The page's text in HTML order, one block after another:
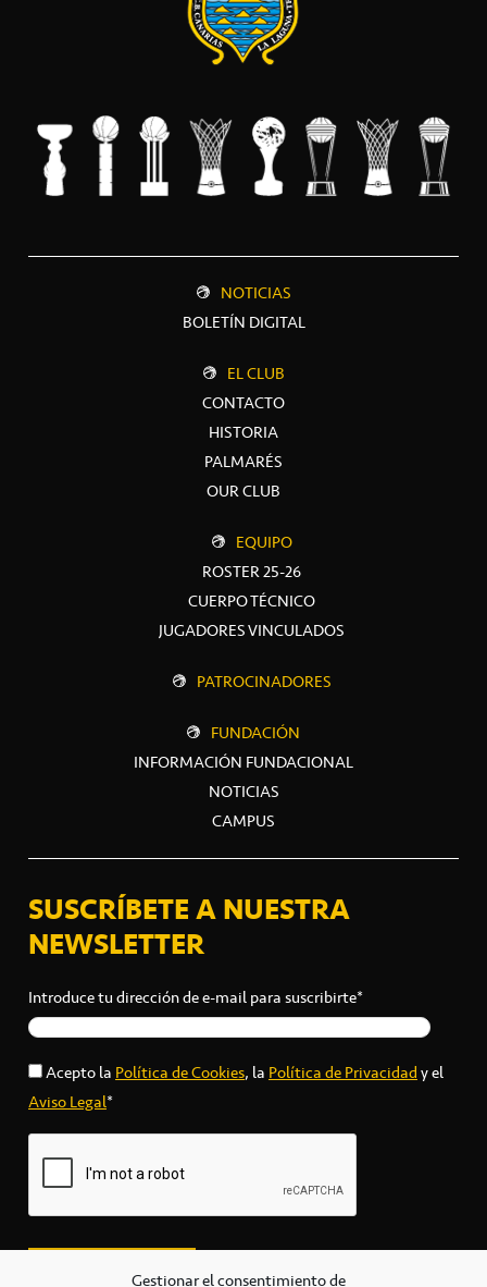
Gestionar el consentimiento de
NOTICIAS
BOLETÍN DIGITAL
EL CLUB
CONTACTO
HISTORIA
PALMARÉS
OUR CLUB
EQUIPO
ROSTER 25-26
CUERPO TÉCNICO
JUGADORES VINCULADOS
PATROCINADORES
FUNDACIÓN
INFORMACIÓN FUNDACIONAL
NOTICIAS
CAMPUS
SUSCRÍBETE A NUESTRA
NEWSLETTER
Introduce tu dirección de e-mail para suscribirte*
Acepto laPolítica de Cookies, laPolítica de Privacidady el
Aviso Legal*